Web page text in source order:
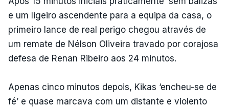
e um ligeiro ascendente para a equipa da casa, o
primeiro lance de real perigo chegou através de
um remate de Nélson Oliveira travado por corajosa
defesa de Renan Ribeiro aos 24 minutos.
Apenas cinco minutos depois, Kikas ‘encheu-se de
fé’ e quase marcava com um distante e violento